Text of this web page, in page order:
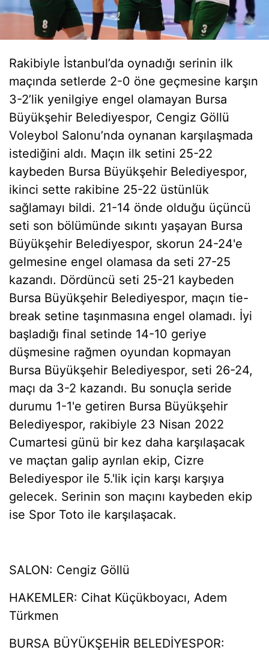
Rakibiyle İstanbul’da oynadığı serinin ilk
maçında setlerde 2-0 öne geçmesine karşın
3-2’lik yenilgiye engel olamayan Bursa
Büyükşehir Belediyespor, Cengiz Göllü
Voleybol Salonu’nda oynanan karşılaşmada
istediğini aldı. Maçın ilk setini 25-22
kaybeden Bursa Büyükşehir Belediyespor,
ikinci sette rakibine 25-22 üstünlük
sağlamayı bildi. 21-14 önde olduğu üçüncü
seti son bölümünde sıkıntı yaşayan Bursa
Büyükşehir Belediyespor, skorun 24-24'e
gelmesine engel olamasa da seti 27-25
kazandı. Dördüncü seti 25-21 kaybeden
Bursa Büyükşehir Belediyespor, maçın tie-
break setine taşınmasına engel olamadı. İyi
başladığı final setinde 14-10 geriye
düşmesine rağmen oyundan kopmayan
Bursa Büyükşehir Belediyespor, seti 26-24,
maçı da 3-2 kazandı. Bu sonuçla seride
durumu 1-1'e getiren Bursa Büyükşehir
Belediyespor, rakibiyle 23 Nisan 2022
Cumartesi günü bir kez daha karşılaşacak
ve maçtan galip ayrılan ekip, Cizre
Belediyespor ile 5.'lik için karşı karşıya
gelecek. Serinin son maçını kaybeden ekip
ise Spor Toto ile karşılaşacak.
SALON: Cengiz Göllü
HAKEMLER: Cihat Küçükboyacı, Adem
Türkmen
BURSA BÜYÜKŞEHİR BELEDİYESPOR: